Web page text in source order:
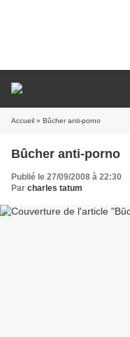
Accueil » Bûcher anti-porno
Bûcher anti-porno
Publié le 27/09/2008 à 22:30
Par charles tatum